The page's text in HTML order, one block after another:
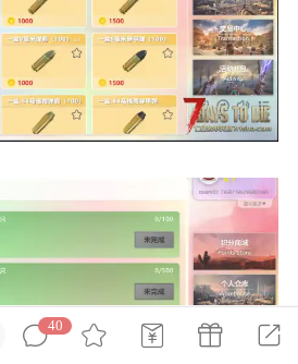
卖服务器外挂！
期收到一些信息
使用,为了维护游
以下声明，规范
40